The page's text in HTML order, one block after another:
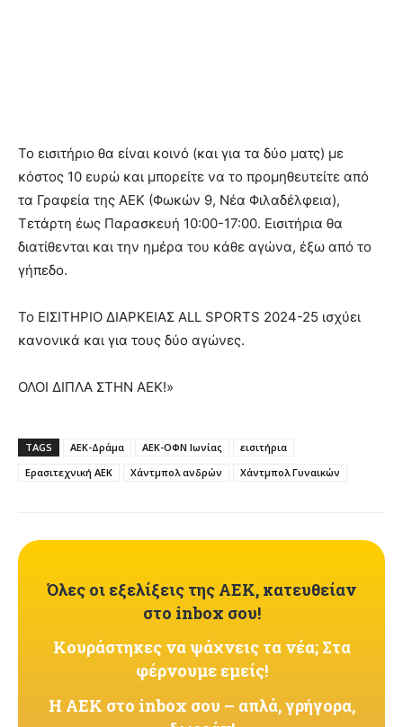
Το εισιτήριο θα είναι κοινό (και για τα δύο ματς) με
κόστος 10 ευρώ και μπορείτε να το προμηθευτείτε από
τα Γραφεία της ΑΕΚ (Φωκών 9, Νέα Φιλαδέλφεια),
Τετάρτη έως Παρασκευή 10:00-17:00. Εισιτήρια θα
διατίθενται και την ημέρα του κάθε αγώνα, έξω από το
γήπεδο.
Το ΕΙΣΙΤΗΡΙΟ ΔΙΑΡΚΕΙΑΣ ALL SPORTS 2024-25 ισχύει
κανονικά και για τους δύο αγώνες.
ΟΛΟΙ ΔΙΠΛΑ ΣΤΗΝ ΑΕΚ!»
TAGS ΑΕΚ-Δράμα ΑΕΚ-ΟΦΝ Ιωνίας
εισιτήρια
Ερασιτεχνική ΑΕΚ
Χάντμπολ ανδρών Χάντμπολ Γυναικών